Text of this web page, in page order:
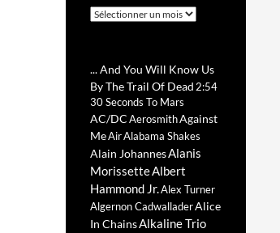
Archives
... And You Will Know Us
By The Trail Of Dead 2:54
30 Seconds To Mars
AC/DCAerosmithAgainst
MeAirAlabama Shakes
Alain JohannesAlanis
MorissetteAlbert
Hammond Jr.Alex Turner
Algernon CadwalladerAlice
In ChainsAlkaline Trio